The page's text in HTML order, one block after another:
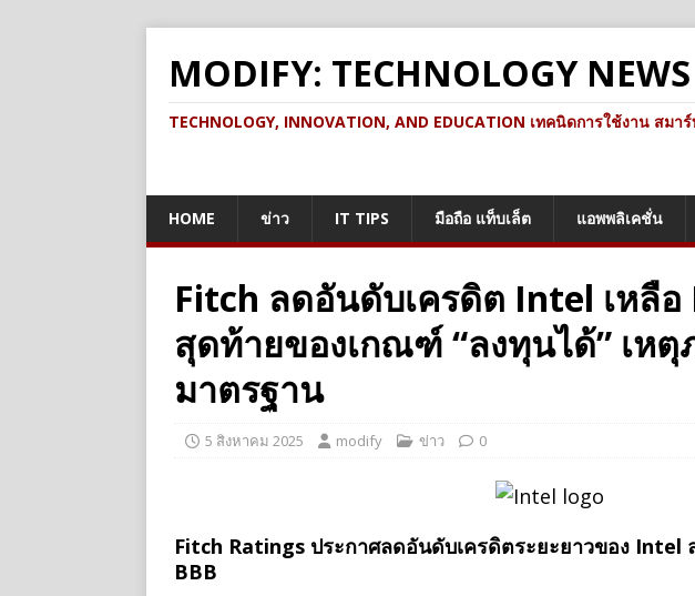
MODIFY: TECHNOLOGY NEWS
TECHNOLOGY, INNOVATION, AND EDUCATION เทคนิดการใช้งาน สมา
HOME ข่าว IT TIPS มือถือ แท็บเล็ต แอพพลิเคชั่น
Fitch ลดอันดับเครดิต Intel เหลือ
สุดท้ายของเกณฑ์ “ลงทุนได้” เหตุ
มาตรฐาน
5 สิงหาคม 2025 modify ข่าว 0
Fitch Ratings ประกาศลดอันดับเครดิตระยะยาวของ Intel
BBB